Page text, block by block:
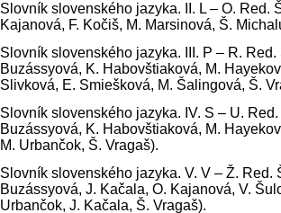
Slovník slovenského jazyka. II. L – O. Red.
Kajanová, F. Kočiš, M. Marsinová, Š.
Slovník slovenského jazyka. III. P – R.
Buzássyová, K. Habovštiaková, M.
Slivková, E. Smiešková, M. Šalingová, Š.
Slovník slovenského jazyka. IV. S – U.
Buzássyová, K. Habovštiaková, M.
M. Urbančok, Š. Vragaš).
Slovník slovenského jazyka. V. V – Ž. Red.
Buzássyová, J. Kačala, O. Kajanová, V.
Urbančok, J. Kačala, Š. Vragaš).